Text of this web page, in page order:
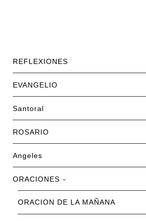
REFLEXIONES
EVANGELIO
Santoral
ROSARIO
Angeles
ORACIONES
ORACION DE LA MAÑANA